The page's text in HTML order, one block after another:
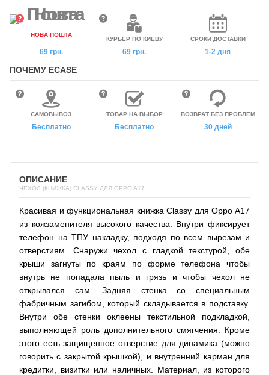
НОВА ПОШТА
69 грн.
КУРЬЕР ПО КИЕВУ
69 грн.
СРОКИ ДОСТАВКИ
1-2 дня
ПОЧЕМУ ECASE
САМОВЫВОЗ
Бесплатно
ТОВАР НА ВЫБОР
Бесплатно
ВОЗВРАТ БЕЗ ПРОБЛЕМ
30 дней
ОПИСАНИЕ
ЧЕХОЛ (КНИЖКА) CLASSY ДЛЯ OPPO A17
Красивая и функциональная книжка Classy для Oppo A17
из кожзаменителя высокого качества. Внутри фиксирует
телефон на ТПУ накладку, подходя по всем вырезам и
отверстиям. Снаружи чехол с гладкой текстурой, обе
крыши загнуты по краям по форме телефона чтобы
внутрь не попадала пыль и грязь и чтобы чехол не
открывался сам. Задняя стенка со специальным
фабричным загибом, который складывается в подставку.
Внутри обе стенки оклеены текстильной подкладкой,
выполняющей роль дополнительного смягчения. Кроме
этого есть защищенное отверстие для динамика (можно
говорить с закрытой крышкой), и внутренний карман для
кредитки, визитки или наличных. Материал, из которого